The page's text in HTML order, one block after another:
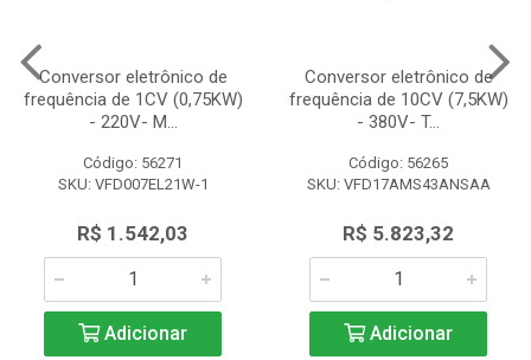
Conversor eletrônico de
frequência de 1CV (0,75KW)
- 220V- M...
Código: 56271
SKU: VFD007EL21W-1
R$ 1.542,03
Adicionar
Conversor eletrônico de
frequência de 10CV (7,5KW)
- 380V- T...
Código: 56265
SKU: VFD17AMS43ANSAA
R$ 5.823,32
Adicionar